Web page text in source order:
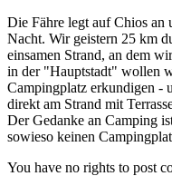
Die Fähre legt auf Chios an
Nacht. Wir geistern 25 km
einsamen Strand, an dem
in der "Hauptstadt" wollen
Campingplatz erkundigen -
direkt am Strand mit
Der Gedanke an Camping
sowieso keinen
You have no rights to post